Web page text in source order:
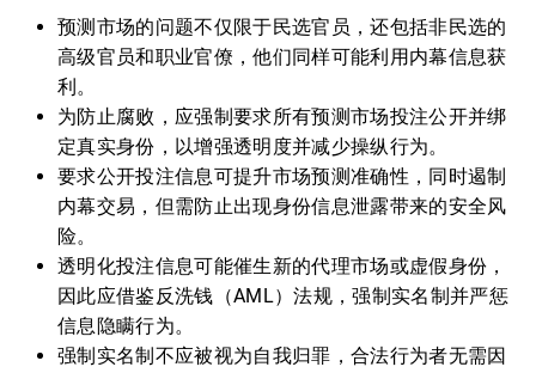
预测市场的问题不仅限于民选官员，还包括非民选的
高级官员和职业官僚，他们同样可能利用内幕信息获
利。
为防止腐败，应强制要求所有预测市场投注公开并绑
定真实身份，以增强透明度并减少操纵行为。
要求公开投注信息可提升市场预测准确性，同时遏制
内幕交易，但需防止出现身份信息泄露带来的安全风
险。
透明化投注信息可能催生新的代理市场或虚假身份，
因此应借鉴反洗钱（AML）法规，强制实名制并严惩
信息隐瞒行为。
强制实名制不应被视为自我归罪，合法行为者无需因